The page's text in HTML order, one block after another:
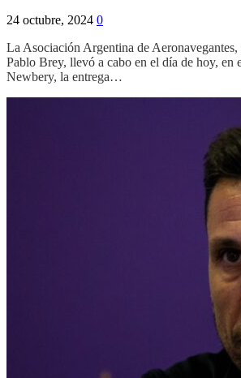
24 octubre, 2024 0
La Asociación Argentina de Aeronavegantes,
Pablo Brey, llevó a cabo en el día de hoy, en
Newbery, la entrega…